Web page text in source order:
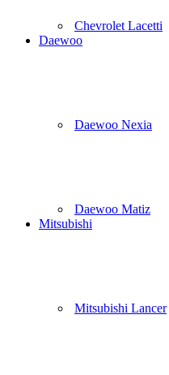
Chevrolet Lacetti
Daewoo
Daewoo Nexia
Daewoo Matiz
Mitsubishi
Mitsubishi Lancer